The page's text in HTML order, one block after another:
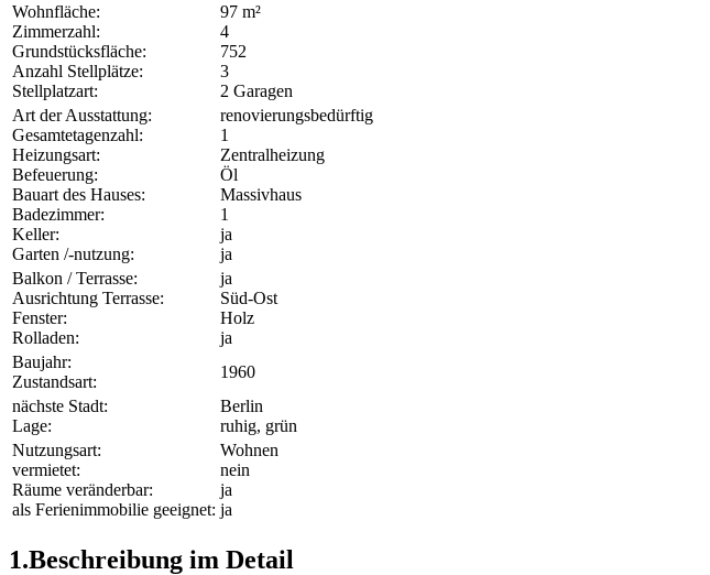
Wohnfläche:
Zimmerzahl:
Grundstücksfläche:
Anzahl Stellplätze:
Stellplatzart:
97 m²
4
752
3
2 Garagen
Art der Ausstattung:
Gesamtetagenzahl:
Heizungsart:
Befeuerung:
Bauart des Hauses:
Badezimmer:
Keller:
Garten /-nutzung:
renovierungsbedürftig
1
Zentralheizung
Öl
Massivhaus
1
ja
ja
Balkon / Terrasse:
Ausrichtung Terrasse:
Fenster:
Rolladen:
ja
Süd-Ost
Holz
ja
Baujahr:
Zustandsart:
1960
nächste Stadt:
Lage:
Berlin
ruhig, grün
Nutzungsart:
vermietet:
Räume veränderbar:
als Ferienimmobilie geeignet:
Wohnen
nein
ja
ja
1.Beschreibung im Detail